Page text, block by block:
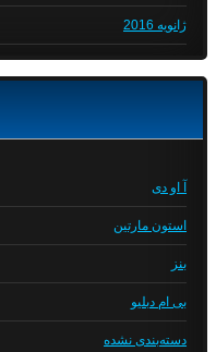
ژانویه 2016
آ او دی
استون مارتین
بنز
بی ام دبلیو
دسته‌بندی نشده